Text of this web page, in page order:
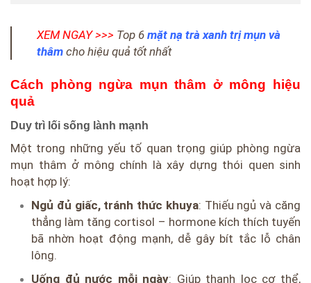
XEM NGAY >>> Top 6 mặt nạ trà xanh trị mụn và
thâm cho hiệu quả tốt nhất
Cách phòng ngừa mụn thâm ở mông hiệu
quả
Duy trì lối sống lành mạnh
Một trong những yếu tố quan trọng giúp phòng ngừa
mụn thâm ở mông chính là xây dựng thói quen sinh
hoạt hợp lý:
Ngủ đủ giấc, tránh thức khuya: Thiếu ngủ và căng
thẳng làm tăng cortisol – hormone kích thích tuyến
bã nhờn hoạt động mạnh, dễ gây bít tắc lỗ chân
lông.
Uống đủ nước mỗi ngày: Giúp thanh lọc cơ thể,